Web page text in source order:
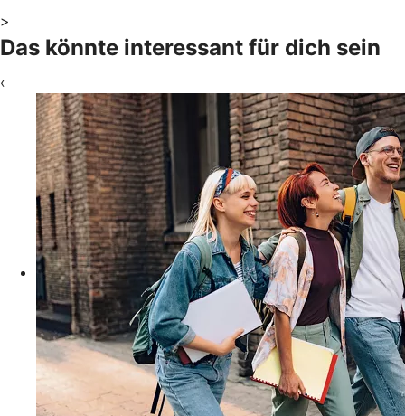
>
Das könnte interessant für dich sein
‹